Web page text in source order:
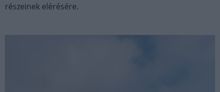
részeinek elérésére.